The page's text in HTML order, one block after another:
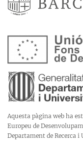
Aquesta pàgina web ha
Europeu de
Departament de Recerca